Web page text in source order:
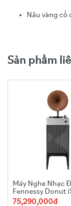
Nâu vàng cổ
Function
Đĩa xoay ba
Hệ thống loa
Sản phẩm
Máy Nghe Nhạc
Fennessy Donut
Quicksand 2025
75,290,000đ